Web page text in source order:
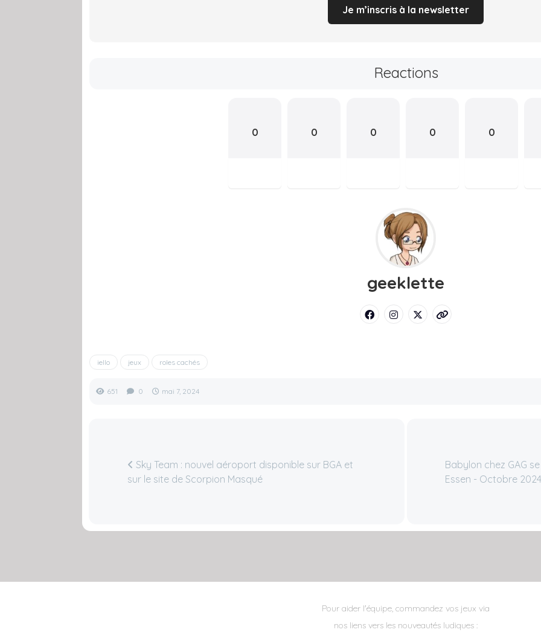
Je m’inscris à la newsletter
Reactions
0 0 0 0 0
geeklette
iello jeux roles cachés
651 0 mai 7, 2024
Sky Team : nouvel aéroport disponible sur BGA et
sur le site de Scorpion Masqué
Babylon chez GAG
Essen - Octobre
Pour aider l'équipe, commandez vos jeux via
nos liens vers les nouveautés ludiques :